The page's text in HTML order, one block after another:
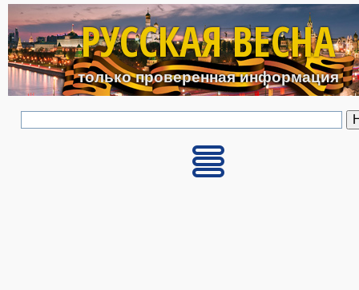
Перейти к основному
РУССКАЯ ВЕСНА
только проверенная информация